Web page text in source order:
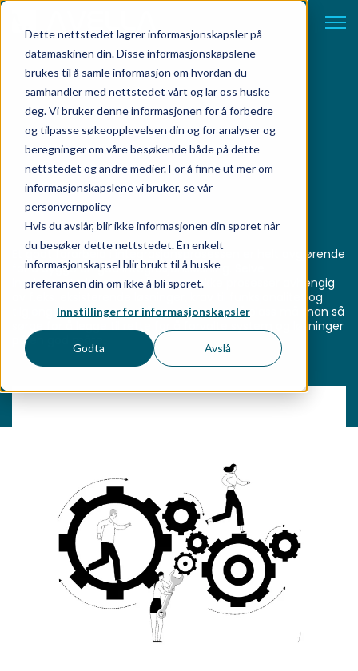
Dette nettstedet lagrer informasjonskapsler på
datamaskinen din. Disse informasjonskapslene
brukes til å samle informasjon om hvordan du
samhandler med nettstedet vårt og lar oss huske
deg. Vi bruker denne informasjonen for å forbedre
og tilpasse søkeopplevelsen din og for analyser og
beregninger om våre besøkende både på dette
nettstedet og andre medier. For å finne ut mer om
informasjonskapslene vi bruker, se vår
personvernpolicy
Hvis du avslår, blir ikke informasjonen din sporet når
du besøker dette nettstedet. Én enkelt
informasjonskapsel blir brukt til å huske
preferansen din om ikke å bli sporet.
Innstillinger for informasjonskapsler
Godta Avslå
Hva er oppskriften
på en vellykket
integrasjon?
Et godt forarbeid i integrasjonsprosessen er helt avgjørende
for å bygge en god integrasjonsløsning. Selve
implementeringen består av en rekke prosesser avhengig
av f.eks. eksisterende løsninger, krav til funksjonalitet og
tilgjengelige ressurser. Når systemet er på plass må man så
sørge for å legge til rette for å forvalte system og løsninger
på en god måte.